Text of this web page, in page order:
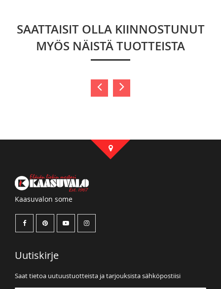
SAATTAISIT OLLA KIINNOSTUNUT
MYÖS NÄISTÄ TUOTTEISTA
Kaasuvalon some
Uutiskirje
Saat tietoa uutuustuotteista ja tarjouksista sähköpostiisi